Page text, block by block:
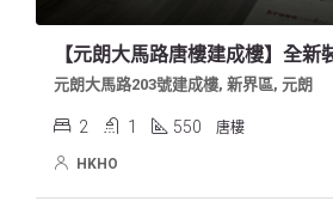
元朗大馬路203號建成樓, 新界區, 元朗
2 1 550 唐樓
HKHO